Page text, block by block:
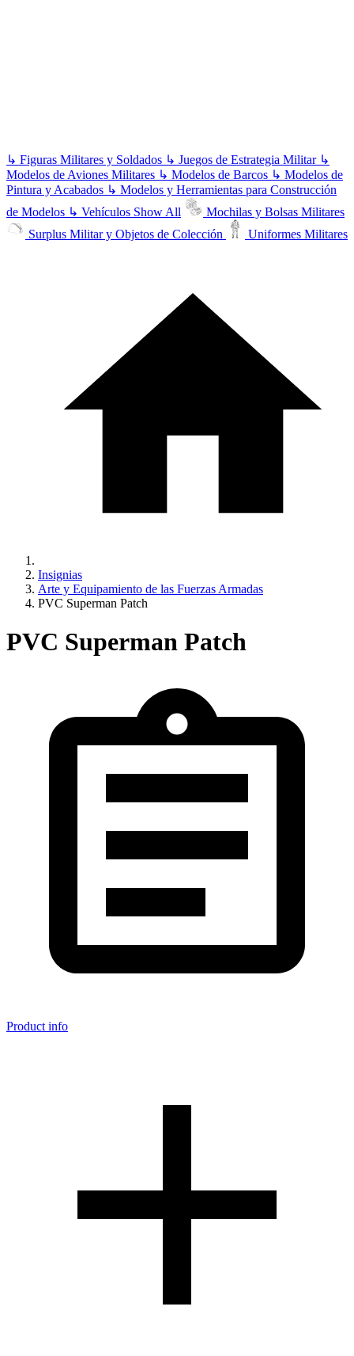
↳ Figuras Militares y Soldados ↳ Juegos de Estrategia Militar ↳
Modelos de Aviones Militares ↳ Modelos de Barcos ↳ Modelos de
Pintura y Acabados ↳ Modelos y Herramientas para Construcción
de Modelos ↳ Vehículos Show All
Mochilas y Bolsas Militares
Surplus Militar y Objetos de Colección
Uniformes Militares
Insignias
Arte y Equipamiento de las Fuerzas Armadas
PVC Superman Patch
PVC Superman Patch
Product info